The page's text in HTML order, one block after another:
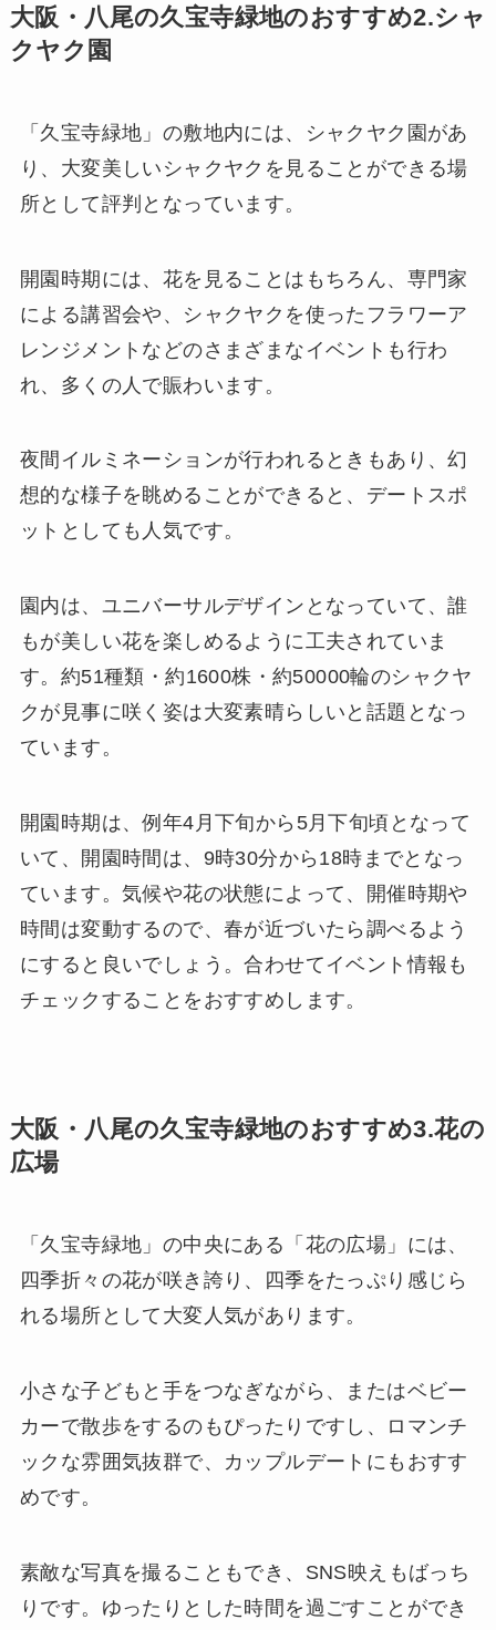
大阪・八尾の久宝寺緑地のおすすめ2.シャ
クヤク園
「久宝寺緑地」の敷地内には、シャクヤク園があ
り、大変美しいシャクヤクを見ることができる場
所として評判となっています。
開園時期には、花を見ることはもちろん、専門家
による講習会や、シャクヤクを使ったフラワーア
レンジメントなどのさまざまなイベントも行わ
れ、多くの人で賑わいます。
夜間イルミネーションが行われるときもあり、幻
想的な様子を眺めることができると、デートスポ
ットとしても人気です。
園内は、ユニバーサルデザインとなっていて、誰
もが美しい花を楽しめるように工夫されていま
す。約51種類・約1600株・約50000輪のシャクヤ
クが見事に咲く姿は大変素晴らしいと話題となっ
ています。
開園時期は、例年4月下旬から5月下旬頃となって
いて、開園時間は、9時30分から18時までとなっ
ています。気候や花の状態によって、開催時期や
時間は変動するので、春が近づいたら調べるよう
にすると良いでしょう。合わせてイベント情報も
チェックすることをおすすめします。
大阪・八尾の久宝寺緑地のおすすめ3.花の
広場
「久宝寺緑地」の中央にある「花の広場」には、
四季折々の花が咲き誇り、四季をたっぷり感じら
れる場所として大変人気があります。
小さな子どもと手をつなぎながら、またはベビー
カーで散歩をするのもぴったりですし、ロマンチ
ックな雰囲気抜群で、カップルデートにもおすす
めです。
素敵な写真を撮ることもでき、SNS映えもばっち
りです。ゆったりとした時間を過ごすことができ